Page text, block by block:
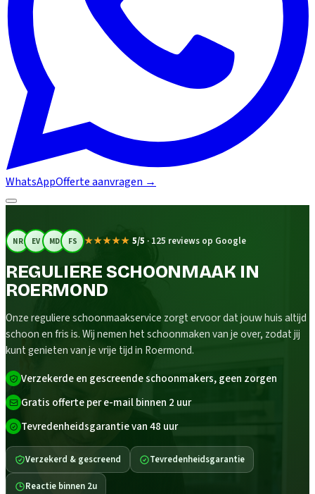
WhatsAppOfferte aanvragen →
NR EV MD FS ★★★★★ 5/5 · 125 reviews op Google
REGULIERE SCHOONMAAK IN
ROERMOND
Onze reguliere schoonmaakservice zorgt ervoor dat jouw huis altijd
schoon en fris is. Wij nemen het schoonmaken van je over, zodat jij
kunt genieten van je vrije tijd in Roermond.
Verzekerde en gescreende schoonmakers, geen zorgen
Gratis offerte per e-mail binnen 2 uur
Tevredenheidsgarantie van 48 uur
Verzekerd & gescreend Tevredenheidsgarantie
Reactie binnen 2u